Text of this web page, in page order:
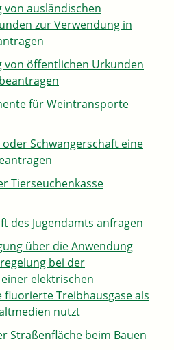
von ausländischen
zur Verwendung in
von öffentlichen Urkunden
für Weintransporte
Schwangerschaft eine
Tierseuchenkasse
des Jugendamts anfragen
über die Anwendung
bei der
elektrischen
fluorierte Treibhausgase als
nutzt
Straßenfläche beim Bauen